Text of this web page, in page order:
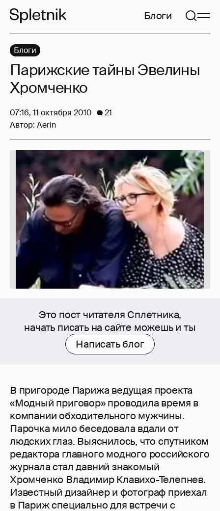
Блоги
Это пост читателя Сплетника,
начать писать на сайте можешь и ты
Написать блог
В пригороде Парижа ведущая проекта
«Модный приговор» проводила время в
компании обходительного мужчины.
Парочка мило беседовала вдали от
людских глаз. Выяснилось, что спутником
редактора главного модного российского
журнала стал давний знакомый
Хромченко Владимир Клавихо-Телепнев.
Известный дизайнер и фотограф приехал
в Париж специально для встречи с
Блоги
Парижские тайны Эвелины
Хромченко
07:16, 11 октября 2010
21
Автор: Aerin